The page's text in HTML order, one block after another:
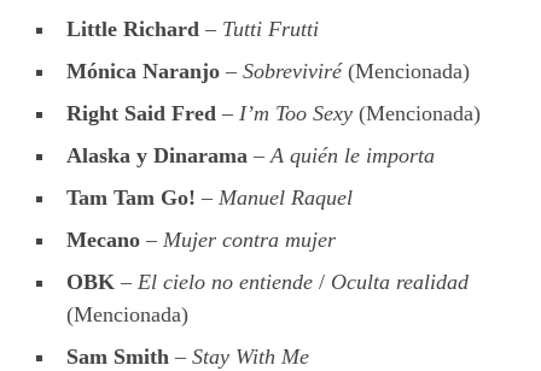
Little Richard – Tutti Frutti
Mónica Naranjo – Sobreviviré(Mencionada)
Right Said Fred – I’m Too Sexy (Mencionada)
Alaska y Dinarama – A quién le importa
Tam Tam Go! – Manuel Raquel
Mecano – Mujer contra mujer
OBK – El cielo no entiende / Oculta realidad
(Mencionada)
Sam Smith – Stay With Me